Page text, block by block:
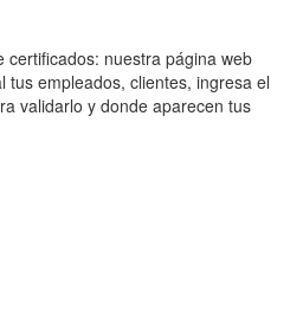
certificados: nuestra página web
tus empleados, clientes, ingresa el
validarlo y donde aparecen tus